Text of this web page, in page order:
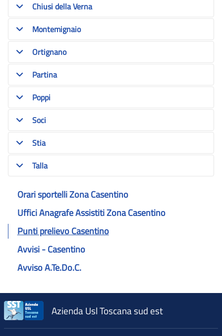
Orari sportelli Zona Casentino
Uffici Anagrafe Assistiti Zona Casentino
Punti prelievo Casentino
Avvisi - Casentino
Avviso A.Te.Do.C.
Chiusi della Verna
Montemignaio
Ortignano
Partina
Poppi
Soci
Stia
Talla
Azienda Usl Toscana sud est